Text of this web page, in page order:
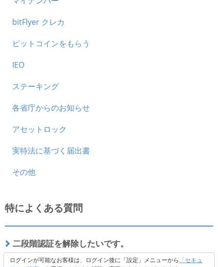
bitFlyer クレカ
ビットコインをもらう
IEO
ステーキング
各省庁からのお知らせ
アセットロック
実特法に基づく届出書
その他
特によくある質問
二段階認証を解除したいです。
ログインが可能なお客様は、ログイン後に「設定」メニューから 「セキュ